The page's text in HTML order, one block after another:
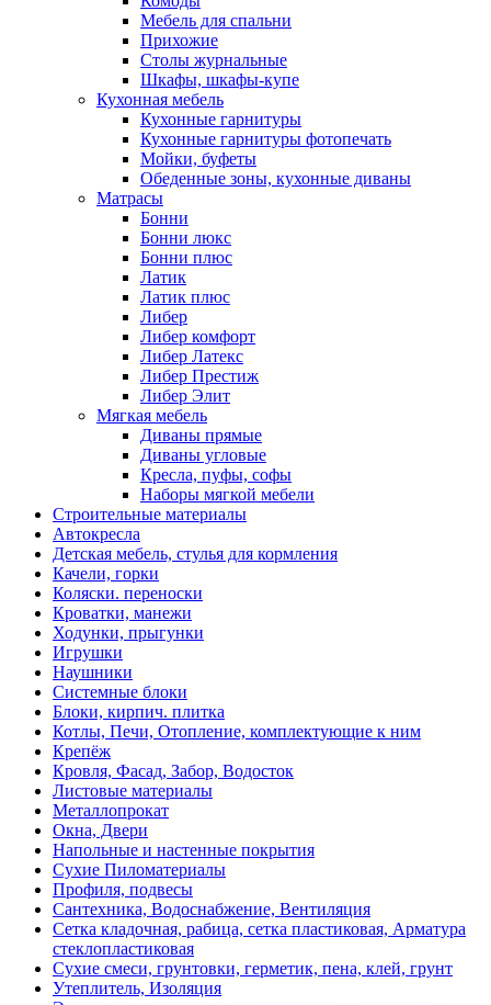
Мебель для спальни
Прихожие
Столы журнальные
Шкафы, шкафы-купе
Кухонная мебель
Кухонные гарнитуры
Кухонные гарнитуры фотопечать
Мойки, буфеты
Обеденные зоны, кухонные диваны
Матрасы
Бонни
Бонни люкс
Бонни плюс
Латик
Латик плюс
Либер
Либер комфорт
Либер Латекс
Либер Престиж
Либер Элит
Мягкая мебель
Диваны прямые
Диваны угловые
Кресла, пуфы, софы
Наборы мягкой мебели
Строительные материалы
Автокресла
Детская мебель, стулья для кормления
Качели, горки
Коляски. переноски
Кроватки, манежи
Ходунки, прыгунки
Игрушки
Наушники
Системные блоки
Блоки, кирпич. плитка
Котлы, Печи, Отопление, комплектующие к ним
Крепёж
Кровля, Фасад, Забор, Водосток
Листовые материалы
Металлопрокат
Окна, Двери
Напольные и настенные покрытия
Сухие Пиломатериалы
Профиля, подвесы
Сантехника, Водоснабжение, Вентиляция
Сетка кладочная, рабица, сетка пластиковая, Арматура
стеклопластиковая
Сухие смеси, грунтовки, герметик, пена, клей, грунт
Утеплитель, Изоляция